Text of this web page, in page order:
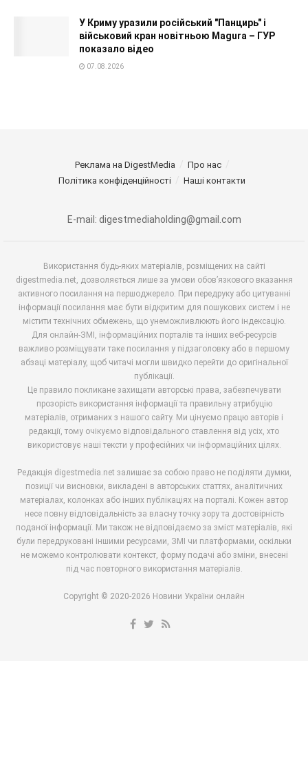
У Криму уразили російський "Панцирь" і
військовий кран новітньою Magura – ГУР
показало відео
07.08.2026
Реклама на DigestMedia
Про нас
Політика конфіденційності
Наші контакти
E-mail: digestmediaholding@gmail.com
Використання будь-яких матеріалів, розміщених на сайті
digestmedia.net, дозволяється лише за умови обов’язкового вказання
активного посилання на першоджерело. При передруку або цитуванні
інформації посилання має бути відкритим для пошукових систем і не
містити технічних обмежень, що унеможливлюють його індексацію.
Для онлайн-ЗМІ, інформаційних порталів та інших веб-ресурсів
важливо розміщувати таке посилання у підзаголовку або в першому
абзаці матеріалу, щоб читачі могли швидко перейти до оригінальної
публікації.
Це правило покликане захищати авторські права, забезпечувати
прозорість використання інформації та правильну атрибуцію
матеріалів, отриманих з нашого сайту. Ми цінуємо працю авторів і
редакції, тому очікуємо відповідального ставлення від усіх, хто
використовує наші тексти у професійних чи інформаційних цілях.
Редакція digestmedia.net залишає за собою право не поділяти думки,
позиції чи висновки, викладені в авторських статтях, аналітичних
матеріалах, колонках або інших публікаціях на порталі. Кожен автор
несе повну відповідальність за власну точку зору та достовірність
поданої інформації. Ми також не відповідаємо за зміст матеріалів, які
були передруковані іншими ресурсами, ЗМІ чи платформами, оскільки
не можемо контролювати контекст, форму подачі або зміни, внесені
під час повторного використання матеріалів.
Copyright © 2020-2026 Новини України онлайн